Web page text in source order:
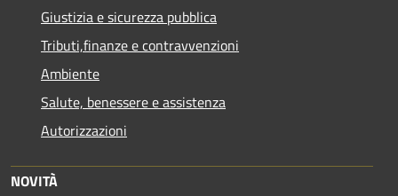
Giustizia e sicurezza pubblica
Tributi,finanze e contravvenzioni
Ambiente
Salute, benessere e assistenza
Autorizzazioni
NOVITÀ